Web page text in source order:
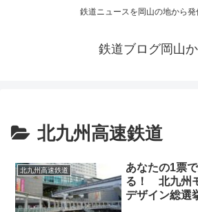
鉄道ニュースを岡山の地から発
鉄道ブログ岡山
北九州高速鉄道
北九州高速鉄道
あなたの1票
る！ 北九州
デザイン総選